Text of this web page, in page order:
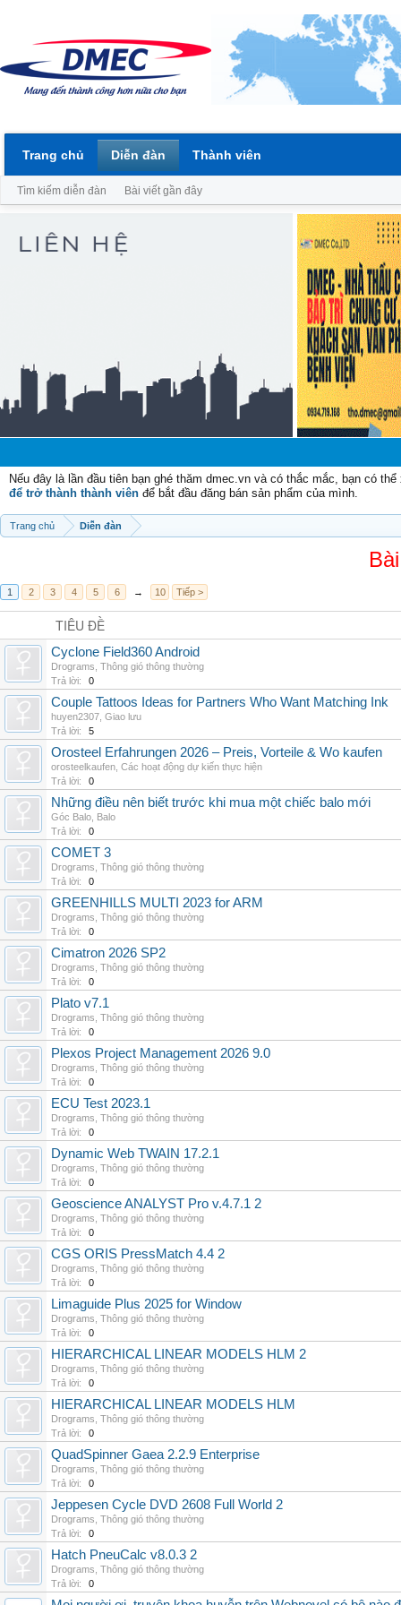
Nếu đây là lần đầu tiên bạn ghé thăm dmec.vn và có thắc mắc, bạn có
để trở thành thành viên để bắt đầu đăng bán sản phẩm của mình.
Trang chủ Diễn đàn
1 2 3 4 5 6 → 10 Tiếp >
TIÊU ĐỀ
Cyclone Field360 Android
Drograms Thông gió thông thường
Trả lời:
0
Couple Tattoos Ideas for Partners Who Want Matching Ink
huyen2307 Giao lưu
Trả lời:
5
Orosteel Erfahrungen 2026 – Preis, Vorteile & Wo kaufen
orosteelkaufen Các hoạt động dự kiến thực hiện
Trả lời:
0
Những điều nên biết trước khi mua một chiếc balo mới
Góc Balo Balo
Trả lời:
0
COMET 3
Drograms Thông gió thông thường
Trả lời:
0
GREENHILLS MULTI 2023 for ARM
Drograms Thông gió thông thường
Trả lời:
0
Cimatron 2026 SP2
Drograms Thông gió thông thường
Trả lời:
0
Plato v7.1
Drograms Thông gió thông thường
Trả lời:
0
Plexos Project Management 2026 9.0
Drograms Thông gió thông thường
Trả lời:
0
ECU Test 2023.1
Drograms Thông gió thông thường
Trả lời:
0
Dynamic Web TWAIN 17.2.1
Drograms Thông gió thông thường
Trả lời:
0
Geoscience ANALYST Pro v.4.7.1 2
Drograms Thông gió thông thường
Trả lời:
0
CGS ORIS PressMatch 4.4 2
Drograms Thông gió thông thường
Trả lời:
0
Limaguide Plus 2025 for Window
Drograms Thông gió thông thường
Trả lời:
0
HIERARCHICAL LINEAR MODELS HLM 2
Drograms Thông gió thông thường
Trả lời:
0
HIERARCHICAL LINEAR MODELS HLM
Drograms Thông gió thông thường
Trả lời:
0
QuadSpinner Gaea 2.2.9 Enterprise
Drograms Thông gió thông thường
Trả lời:
0
Jeppesen Cycle DVD 2608 Full World 2
Drograms Thông gió thông thường
Trả lời:
0
Hatch PneuCalc v8.0.3 2
Drograms Thông gió thông thường
Trả lời:
0
Trang chủ Diễn đàn
Tìm kiếm diễn đàn Bài viết gần đây
Thành viên